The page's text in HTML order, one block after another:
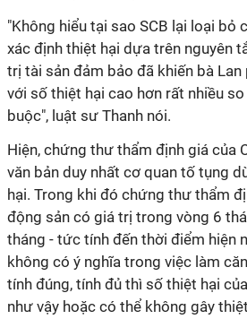
"Không hiểu tại sao SCB lại loại bỏ
xác định thiệt hại dựa trên nguyên
trị tài sản đảm bảo đã khiến bà
với số thiệt hại cao hơn rất nhiều
buộc", luật sư Thanh nói.
Hiện, chứng thư thẩm định giá của
văn bản duy nhất cơ quan tố tụng
hại. Trong khi đó chứng thư thẩm
động sản có giá trị trong vòng 6
tháng - tức tính đến thời điểm hiện
không có ý nghĩa trong việc làm
tính đúng, tính đủ thì số thiệt hại
như vậy hoặc có thể không gây